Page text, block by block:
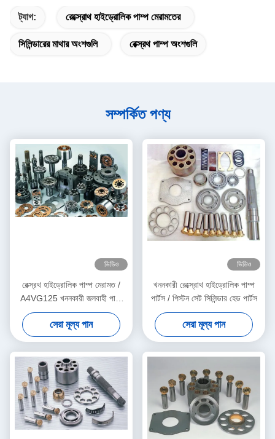
ট্যাগ: রেক্স্রোথ হাইড্রোলিক পাম্প মেরামতের
সিলিন্ডারের মাথার অংশগুলি রেক্স্রথ পাম্প অংশগুলি
সম্পর্কিত পণ্য
ভিডিও
রেক্স্রথ হাইড্রোলিক পাম্প মেরামত /
A4VG125 খননকারী জলবাহী পাম্প
যন্ত্রাংশ প্রধান পাম্প কিটস
সেরা মূল্য পান
ভিডিও
খননকারী রেক্স্রোথ হাইড্রোলিক পাম্প
পার্টস / পিস্টন সেট সিলিন্ডার হেড পার্টস
সেরা মূল্য পান